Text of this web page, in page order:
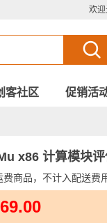
欢
客社区 促销活
x86 计算模块
费商品，不计入配送费